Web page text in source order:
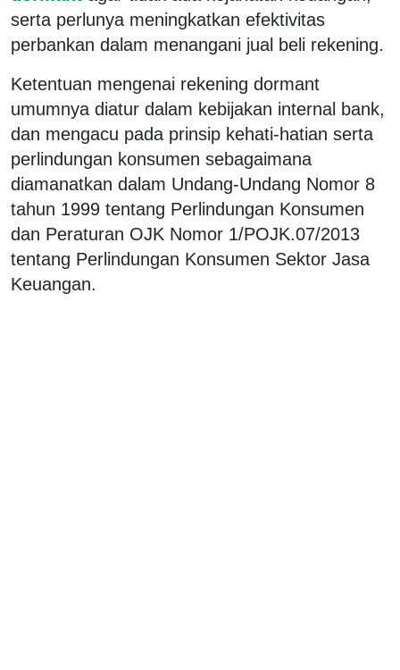
serta perlunya meningkatkan efektivitas
perbankan dalam menangani jual beli rekening.
Ketentuan mengenai rekening dormant
umumnya diatur dalam kebijakan internal bank,
dan mengacu pada prinsip kehati-hatian serta
perlindungan konsumen sebagaimana
diamanatkan dalam Undang-Undang Nomor 8
tahun 1999 tentang Perlindungan Konsumen
dan Peraturan OJK Nomor 1/POJK.07/2013
tentang Perlindungan Konsumen Sektor Jasa
Keuangan.